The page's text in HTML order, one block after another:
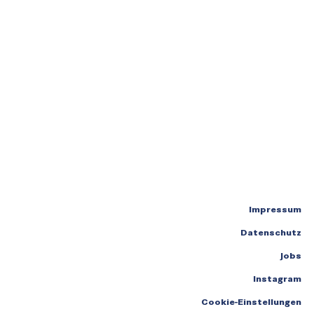
Impressum
Datenschutz
Jobs
Instagram
Cookie-Einstellungen